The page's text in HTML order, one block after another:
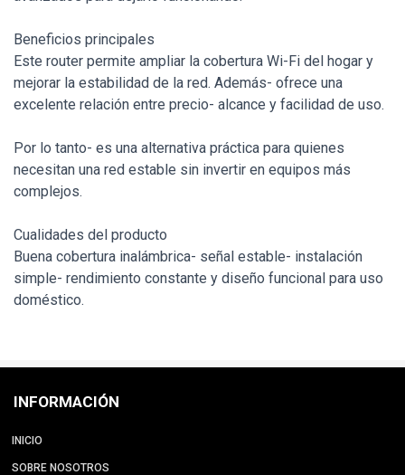
Beneficios principales
Este router permite ampliar la cobertura Wi-Fi del hogar y
mejorar la estabilidad de la red. Además- ofrece una
excelente relación entre precio- alcance y facilidad de uso.
Por lo tanto- es una alternativa práctica para quienes
necesitan una red estable sin invertir en equipos más
complejos.
Cualidades del producto
Buena cobertura inalámbrica- señal estable- instalación
simple- rendimiento constante y diseño funcional para uso
doméstico.
INFORMACIÓN
INICIO
SOBRE NOSOTROS